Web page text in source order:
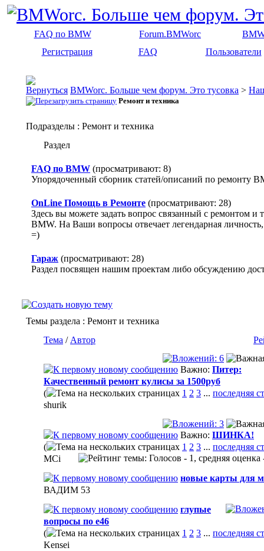
FAQ по BMW Forum.BMWorc
Регистрация
FAQ Пользователи
BMWorc. Больше чем форум. Это тусовка >
Ремонт и техника
Подразделы : Ремонт и техника
Раздел
FAQ по BMW (просматривают: 8)
Упорядоченный сборник статей/описаний по ремонту
OnLine Помощь в Ремонте (просматривают: 28)
Здесь вы можете задать вопрос связанный с ремонтом
BMW. На Ваши вопросы отвечает легендарная
=)
Гараж (просматривают: 28)
Раздел посвящен нашим проектам либо обсуждению
Темы раздела : Ремонт и техника
Тема / Автор
Важно: Питер:
Качественный ремонт кулисы за 1500руб
(
1 2 3 ... последняя
shurik
Важно: ШИНКА!
(
1 2 3 ... последняя
MCi
новые карты для
ВАДИМ 53
глупые
вопросы по е46
(
1 2 3 ... последняя
Kensei